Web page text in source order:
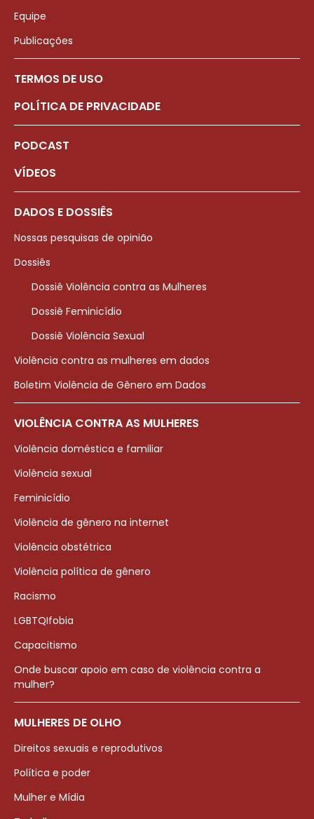
Equipe
Publicações
TERMOS DE USO
POLÍTICA DE PRIVACIDADE
PODCAST
VÍDEOS
DADOS E DOSSIÊS
Nossas pesquisas de opinião
Dossiês
Dossiê Violência contra as Mulheres
Dossiê Feminicídio
Dossiê Violência Sexual
Violência contra as mulheres em dados
Boletim Violência de Gênero em Dados
VIOLÊNCIA CONTRA AS MULHERES
Violência doméstica e familiar
Violência sexual
Feminicídio
Violência de gênero na internet
Violência obstétrica
Violência política de gênero
Racismo
LGBTQIfobia
Capacitismo
Onde buscar apoio em caso de violência contra a
mulher?
MULHERES DE OLHO
Direitos sexuais e reprodutivos
Política e poder
Mulher e Mídia